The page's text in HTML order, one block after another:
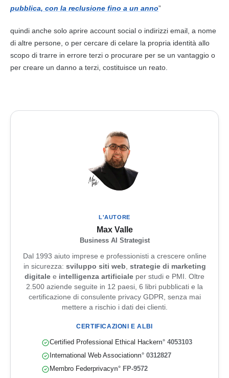
pubblica, con la reclusione fino a un anno”
quindi anche solo aprire account social o indirizzi email, a nome
di altre persone, o per cercare di celare la propria identità allo
scopo di trarre in errore terzi o procurare per se un vantaggio o
per creare un danno a terzi, costituisce un reato
L'AUTORE
Max Valle
Business AI Strategist
Dal 1993 aiuto imprese e professionisti a crescere online
in sicurezza: sviluppo siti web, strategie di marketing
digitale e intelligenza artificiale per studi e PMI. Oltre
2.500 aziende seguite in 12 paesi, 6 libri pubblicati e la
certificazione di consulente privacy GDPR, senza mai
mettere a rischio i dati dei clienti.
CERTIFICAZIONI E ALBI
Certified Professional Ethical Hackern° 4053103
International Web Associationn° 0312827
Membro Federprivacyn° FP-9572